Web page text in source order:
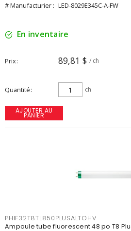
# Manufacturier : LED-8029E345C-A-FW
En inventaire
Prix 89,81 $ / ch
Quantité ch
AJOUTER AU
PANIER
PHIF32T8TL850PLUSALTOHV
Ampoule tube fluorescent 48 po T8